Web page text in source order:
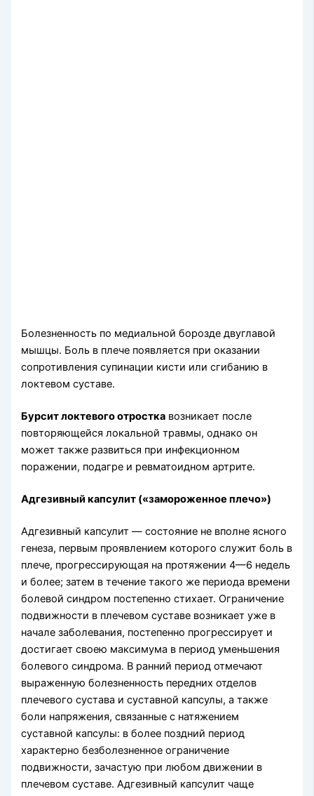
Болезненность по медиальной борозде двуглавой
мышцы. Боль в плече появляется при оказании
сопротивления супинации кисти или сгибанию в
локтевом суставе.
Бурсит локтевого отростка возникает после
повторяющейся локальной травмы, одна­ко он
может также развиться при инфекционном
поражении, подагре и ревматоидном артрите.
Адгезивный капсулит («замороженное плечо»)
Адгезивный капсулит — состояние не вполне ясно­го
генеза, первым проявлением которого служит боль в
плече, прогрессирующая на протяжении 4—6 недель
и более; затем в течение такого же периода времени
болевой синдром постепенно стихает. Ограничение
подвижности в плечевом суставе возникает уже в
начале заболевания, постепенно прогрессирует и
достигает своею максимума в период уменьшения
болевого синдрома. В ранний период отмечают
выра­женную болезненность передних отделов
плечевого сустава и суставной капсулы, а также
боли напряже­ния, связанные с натяжением
суставной капсулы: в более поздний период
характерно безболезненное ограничение
подвижности, зачастую при любом дви­жении в
плечевом суставе. Адгезивный капсулит чаще